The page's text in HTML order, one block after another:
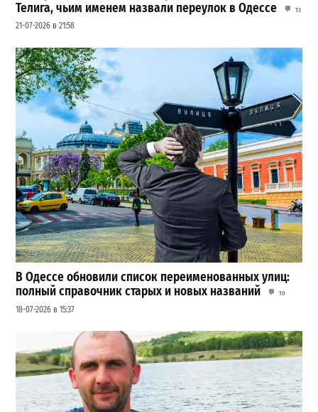
Телига, чьим именем назвали переулок в Одессе
13
21-07-2026 в 21:58
В Одессе обновили список переименованных улиц:
полный справочник старых и новых названий
10
18-07-2026 в 15:37